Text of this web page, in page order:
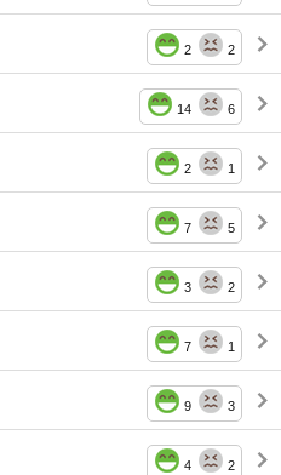
2 2
14 6
2 1
7 5
3 2
7 1
9 3
4 2